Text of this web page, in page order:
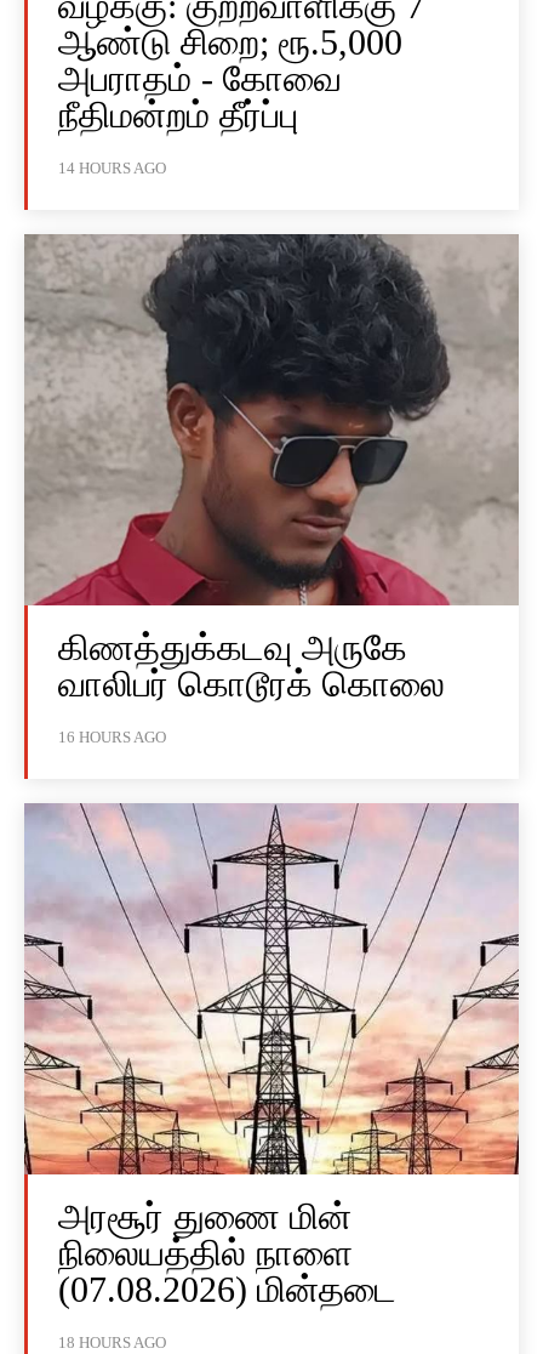
ஆண்டு சிறை; ரூ.5,000
அபராதம் - கோவை
நீதிமன்றம் தீர்ப்பு
14 HOURS AGO
கிணத்துக்கடவு அருகே
வாலிபர் கொடூரக் கொலை
16 HOURS AGO
அரசூர் துணை மின்
நிலையத்தில் நாளை
(07.08.2026) மின்தடை
18 HOURS AGO